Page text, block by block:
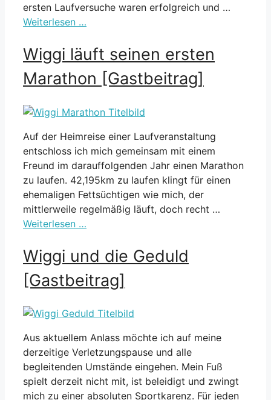
ersten Laufversuche waren erfolgreich und …
Weiterlesen …
Wiggi läuft seinen ersten
Marathon [Gastbeitrag]
Auf der Heimreise einer Laufveranstaltung
entschloss ich mich gemeinsam mit einem
Freund im darauffolgenden Jahr einen Marathon
zu laufen. 42,195km zu laufen klingt für einen
ehemaligen Fettsüchtigen wie mich, der
mittlerweile regelmäßig läuft, doch recht …
Weiterlesen …
Wiggi und die Geduld
[Gastbeitrag]
Aus aktuellem Anlass möchte ich auf meine
derzeitige Verletzungspause und alle
begleitenden Umstände eingehen. Mein Fuß
spielt derzeit nicht mit, ist beleidigt und zwingt
mich zu einer absoluten Sportkarenz. Für jeden